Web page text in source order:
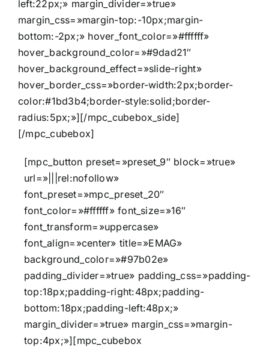
left:22px;» margin_divider=»true»
margin_css=»margin-top:-10px;margin-
bottom:-2px;» hover_font_color=»#ffffff»
hover_background_color=»#9dad21″
hover_background_effect=»slide-right»
hover_border_css=»border-width:2px;border-
color:#1bd3b4;border-style:solid;border-
radius:5px;»][/mpc_cubebox_side]
[/mpc_cubebox]
[mpc_button preset=»preset_9″ block=»true»
url=»|||rel:nofollow»
font_preset=»mpc_preset_20″
font_color=»#ffffff» font_size=»16″
font_transform=»uppercase»
font_align=»center» title=»EMAG»
background_color=»#97b02e»
padding_divider=»true» padding_css=»padding-
top:18px;padding-right:48px;padding-
bottom:18px;padding-left:48px;»
margin_divider=»true» margin_css=»margin-
top:4px;»][mpc_cubebox